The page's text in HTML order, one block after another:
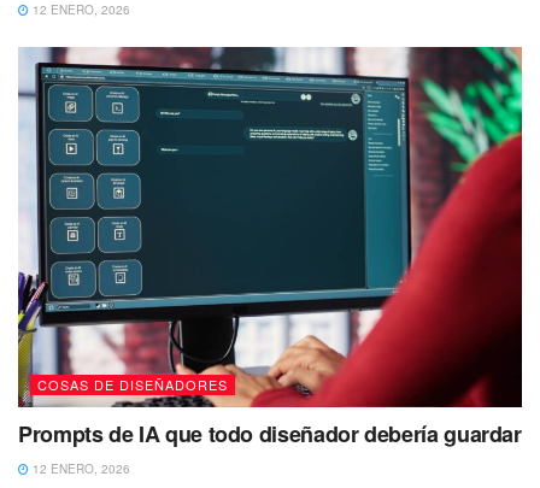
12 ENERO, 2026
COSAS DE DISEÑADORES
Prompts de IA que todo diseñador debería guardar
12 ENERO, 2026